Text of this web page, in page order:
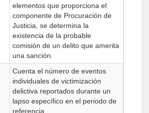
elementos que proporciona el
componente de Procuración de
Justicia, se determina la
existencia de la probable
comisión de un delito que amerita
una sanción.
Cuenta el número de eventos
individuales de victimización
delictiva reportados durante un
lapso específico en el periodo de
referencia.